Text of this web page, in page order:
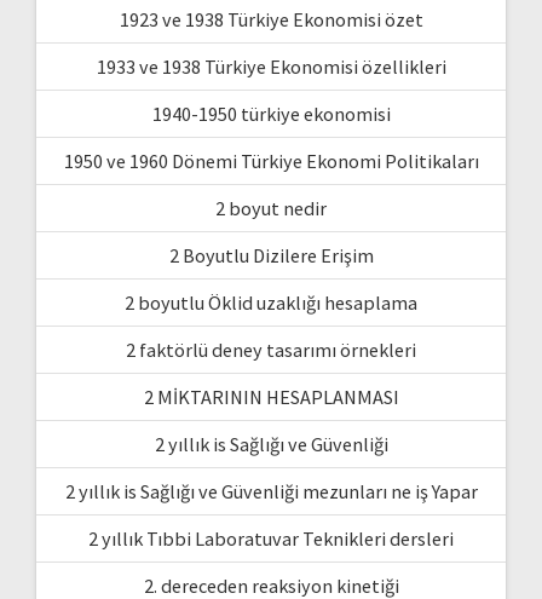
1923 ve 1938 Türkiye Ekonomisi özet
1933 ve 1938 Türkiye Ekonomisi özellikleri
1940-1950 türkiye ekonomisi
1950 ve 1960 Dönemi Türkiye Ekonomi Politikaları
2 boyut nedir
2 Boyutlu Dizilere Erişim
2 boyutlu Öklid uzaklığı hesaplama
2 faktörlü deney tasarımı örnekleri
2 MİKTARININ HESAPLANMASI
2 yıllık is Sağlığı ve Güvenliği
2 yıllık is Sağlığı ve Güvenliği mezunları ne iş Yapar
2 yıllık Tıbbi Laboratuvar Teknikleri dersleri
2. dereceden reaksiyon kinetiği